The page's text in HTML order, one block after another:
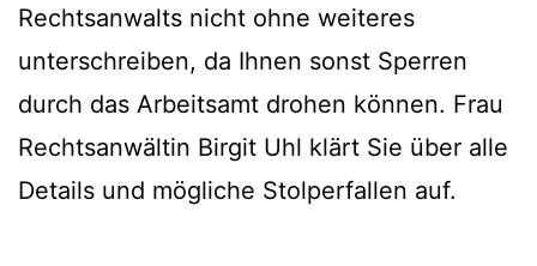
Rechtsanwalts nicht ohne weiteres
unterschreiben, da Ihnen sonst Sperren
durch das Arbeitsamt drohen können. Frau
Rechtsanwältin Birgit Uhl klärt Sie über alle
Details und mögliche Stolperfallen auf.